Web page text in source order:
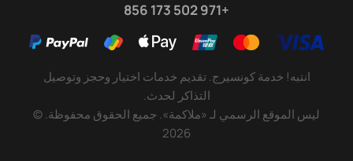
+971 502 173 856
انتبه! خدمة كونسيرج. تقديم خدمات اختيار وحجز وتوصيل
ليس الموقع الرسمي لـ «ملاكمة». جميع الحقوق محفوظة.©
2026